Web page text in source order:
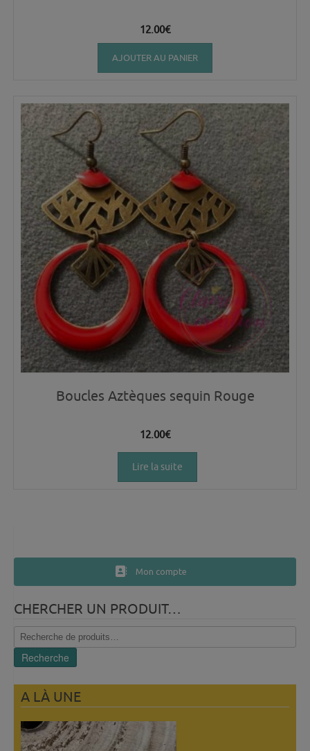
12.00€
AJOUTER AU PANIER
Boucles Aztèques sequin Rouge
12.00€
Lire la suite
Mon compte
CHERCHER UN PRODUIT…
Recherche
pour :
Recherche
A LÀ UNE